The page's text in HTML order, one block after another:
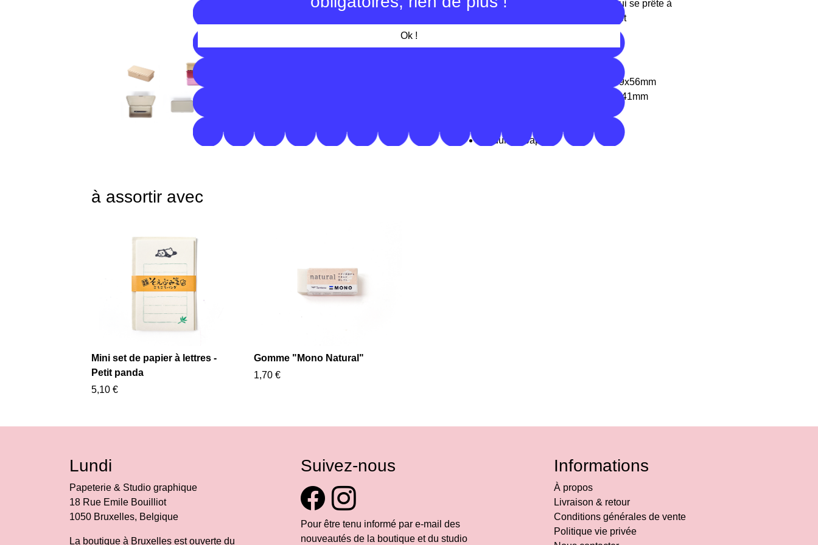
Ok !
compagnon d'une grande fiabilité qui se prête à
de nombreux usages domestiques et
dimensions extérieures : 203x109x56mm
dimensions intérieures : 186x88x41mm
produit au Japon
à assortir avec
Mini set de papier à lettres -
Petit panda
5,10 €
Gomme "Mono Natural"
1,70 €
Suivez-nous
Pour être tenu informé par e-mail des
nouveautés de la boutique et du studio
Lundi
Papeterie & Studio graphique
18 Rue Emile Bouilliot
1050 Bruxelles, Belgique
La boutique à Bruxelles est ouverte du
Informations
À propos
Livraison & retour
Conditions générales de vente
Politique vie privée